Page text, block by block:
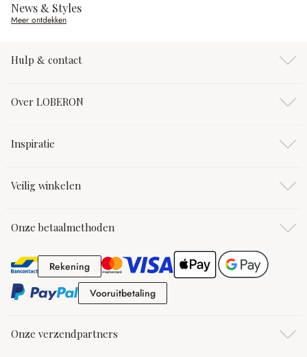
News & Styles
Meer ontdekken
Hulp & contact
Over LOBERON
Inspiratie
Veilig winkelen
Onze betaalmethoden
RekeningRekening
VooruitbetalingVooruitbetaling
Onze verzendpartners